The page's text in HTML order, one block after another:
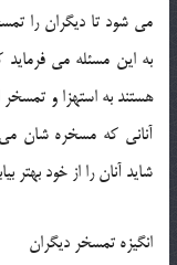
به اين مسئله مي
هستند به استهزا و تمسخر
آناني كه مسخره شان مي
شايد آنان را از خود بهتر
انگيزه تمسخر ديگران